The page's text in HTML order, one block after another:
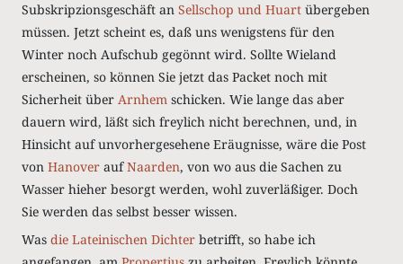
Subskripzionsgeschäft an Sellschop und Huart übergeben
müssen. Jetzt scheint es, daß uns wenigstens für den
Winter noch Aufschub gegönnt wird. Sollte Wieland
erscheinen, so können Sie jetzt das Packet noch mit
Sicherheit über Arnhem schicken. Wie lange das aber
dauern wird, läßt sich freylich nicht berechnen, und, in
Hinsicht auf unvorhergesehene Eräugnisse, wäre die Post
von Hanover aufNaarden, von wo aus die Sachen zu
Wasser hieher besorgt werden, wohl zuverläßiger. Doch
Sie werden das selbst besser wissen.
Was die Lateinischen Dichter betrifft, so habe ich